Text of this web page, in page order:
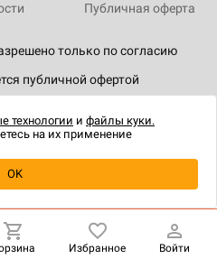
о наличии
только по согласию
публичной офертой
Публичная оферта
Избранное Войти
технологии и файлы куки.
на их применение
OK